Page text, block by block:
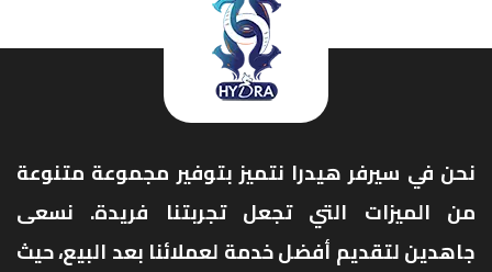
نحن في سيرفر هيدرا نتميز بتوفير مجموعة متنوعة
من الميزات التي تجعل تجربتنا فريدة. نسعى
جاهدين لتقديم أفضل خدمة لعملائنا بعد البيع، حيث